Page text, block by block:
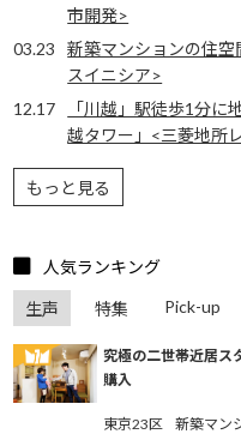
市開発>
03.23
新築マンションの住
スイニシア>
12.17
「川越」駅徒歩1分
越タワー」<三菱地所
もっと見る
人気ランキング
生声 特集 Pick-up
究極の二世帯近居ス
購入
東京23区
新築マン